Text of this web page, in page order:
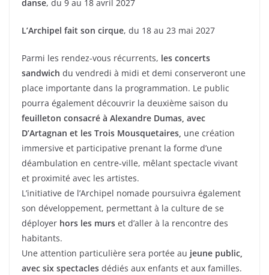
danse, du 9 au 18 avril 2027
L’Archipel fait son cirque, du 18 au 23 mai 2027
Parmi les rendez-vous récurrents, les concerts
sandwich du vendredi à midi et demi conserveront une
place importante dans la programmation. Le public
pourra également découvrir la deuxième saison du
feuilleton consacré à Alexandre Dumas, avec
D’Artagnan et les Trois Mousquetaires, une création
immersive et participative prenant la forme d’une
déambulation en centre-ville, mêlant spectacle vivant
et proximité avec les artistes.
L’initiative de l’Archipel nomade poursuivra également
son développement, permettant à la culture de se
déployer hors les murs et d’aller à la rencontre des
habitants.
Une attention particulière sera portée au jeune public,
avec six spectacles dédiés aux enfants et aux familles.